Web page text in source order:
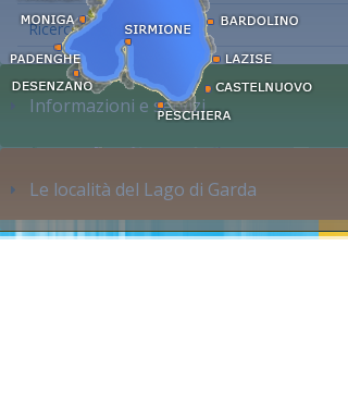
Ricerca alloggi...
Informazioni e servizi
Le località del Lago di Garda